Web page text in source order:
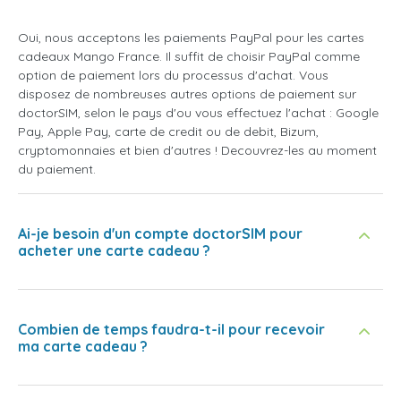
Oui, nous acceptons les paiements PayPal pour les cartes
cadeaux Mango France. Il suffit de choisir PayPal comme
option de paiement lors du processus d'achat. Vous
disposez de nombreuses autres options de paiement sur
doctorSIM, selon le pays d'ou vous effectuez l'achat : Google
Pay, Apple Pay, carte de credit ou de debit, Bizum,
cryptomonnaies et bien d'autres ! Decouvrez-les au moment
du paiement.
Ai-je besoin d'un compte doctorSIM pour
acheter une carte cadeau ?
Combien de temps faudra-t-il pour recevoir
ma carte cadeau ?